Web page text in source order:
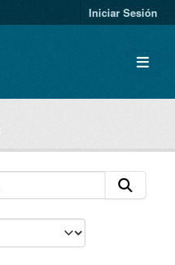
Iniciar Sesión